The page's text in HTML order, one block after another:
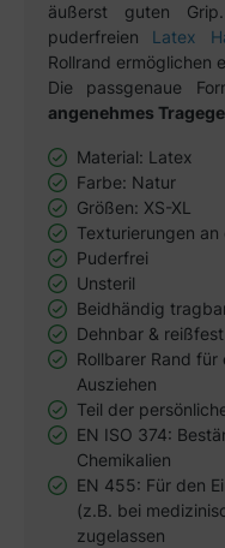
äußerst guten
puderfreien Latex
Rollrand ermöglichen
Die passgenaue
angenehmes
Material: Latex
Farbe: Natur
Größen: XS-XL
Texturierungen
Puderfrei
Unsteril
Beidhändig
Dehnbar & reißfest
Rollbarer Rand für
Ausziehen
Teil der
EN ISO 374:
Chemikalien
EN 455: Für den
(z.B. bei
zugelassen